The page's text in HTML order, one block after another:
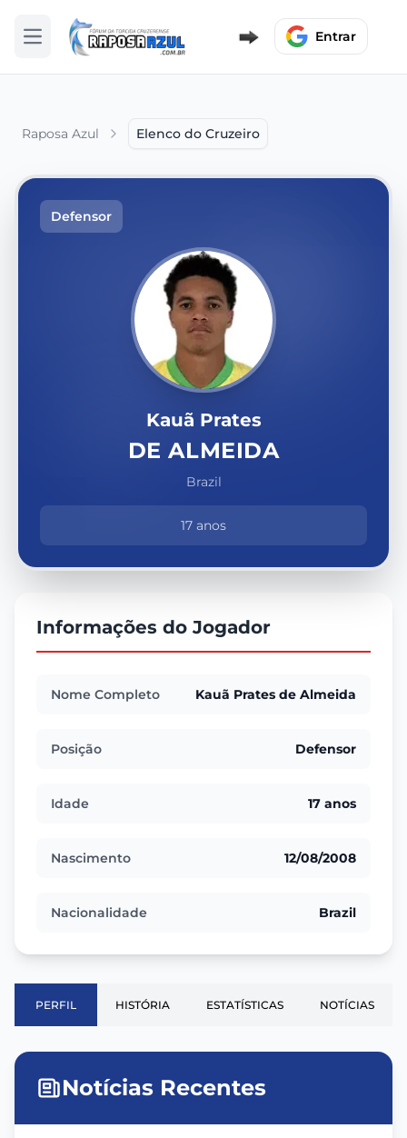
Abrir menu Entrar
Raposa Azul Elenco do Cruzeiro
Defensor
Kauã Prates
DE ALMEIDA
Brazil
17 anos
Informações do Jogador
Nome Completo Kauã Prates de Almeida
Posição Defensor
Idade 17 anos
Nascimento 12/08/2008
Nacionalidade Brazil
PERFIL HISTÓRIA ESTATÍSTICAS NOTÍCIAS
Notícias Recentes